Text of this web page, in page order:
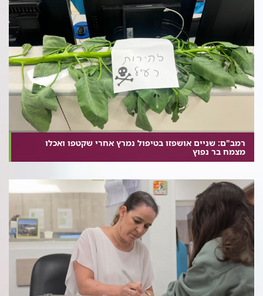
רמב"ם: שניים אושפזו בטיפול נמרץ אחרי שקטפו ואכלו
מצמח בר נפוץ